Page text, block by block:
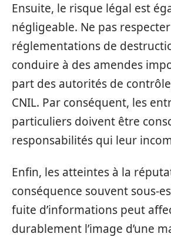
Ensuite, le risque légal est
négligeable. Ne pas
réglementations de
conduire à des amendes
part des autorités de
CNIL. Par conséquent, les
particuliers doivent être
responsabilités qui leur
Enfin, les atteintes à la
conséquence souvent sous-
fuite d’informations peut
durablement l’image d’une